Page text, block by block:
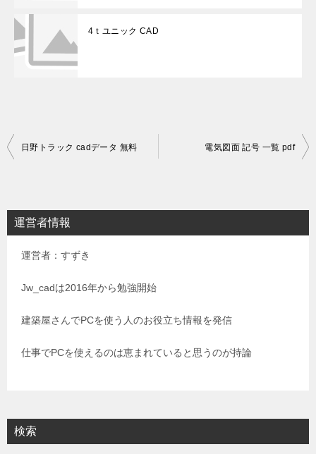
4ｔユニック CAD
投
ビ
ゲ
日野トラック cadデータ 無料 電気図面 記号 一覧 pdf
運営者情報
運営者：すずき
Jw_cadは2016年から勉強開始
建築屋さんでPCを使う人のお役立ち情報を発信
仕事でPCを使えるのは恵まれていると思うのが持論
検索